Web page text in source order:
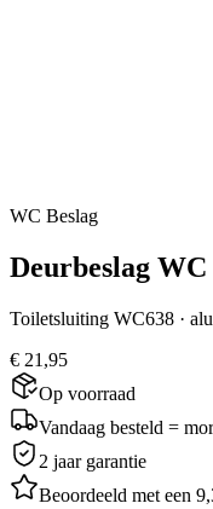
WC Beslag
Deurbeslag
Toiletsluiting WC638 ·
€ 21,95
Op voorraad
Vandaag besteld =
2 jaar garantie
Beoordeeld met een